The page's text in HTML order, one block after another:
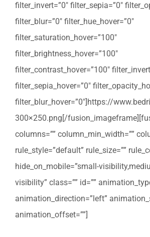
filter_invert=”0″ filter_sepia=”0″
filter_blur=”0″ filter_hue_hover=”0″
filter_saturation_hover=”100″
filter_brightness_hover=”100″
filter_contrast_hover=”100″
filter_sepia_hover=”0″
filter_blur_hover=”0″]https://
300×250.png[/
columns=”” column_min_width=””
rule_style=”default” rule_size=””
hide_on_mobile=”small-
visibility” class=”” id=””
animation_direction=”left”
animation_offset=””]